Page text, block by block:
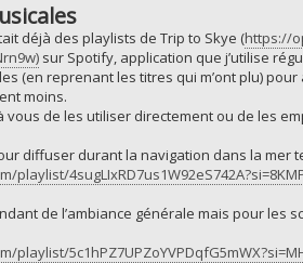
déjà des playlists de Trip to Skye (https://
sur Spotify, application que j’utilise
(en reprenant les titres qui m’ont plu)
moins.
vous de les utiliser directement ou de les
diffuser durant la navigation dans la mer
de l’ambiance générale mais pour les